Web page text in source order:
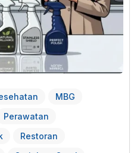
MBG
Perawatan
Restoran